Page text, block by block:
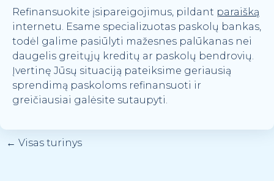
Refinansuokite įsipareigojimus, pildant paraišką
internetu. Esame specializuotas paskolų bankas,
todėl galime pasiūlyti mažesnes palūkanas nei
daugelis greitųjų kreditų ar paskolų bendrovių.
Įvertinę Jūsų situaciją pateiksime geriausią
sprendimą paskoloms refinansuoti ir
greičiausiai galėsite sutaupyti.
← Visas turinys